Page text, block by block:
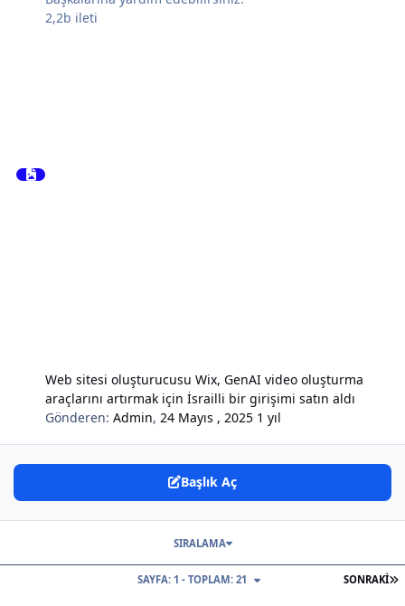
2,2b ileti
Web sitesi oluşturucusu Wix, GenAI video oluşturma
araçlarını artırmak için İsrailli bir girişimi satın aldı
Gönderen:Admin,24 Mayıs , 2025 1 yıl
Başlık Aç
SONRAKI
SAYFA: 1 - TOPLAM: 21
SIRALAMA